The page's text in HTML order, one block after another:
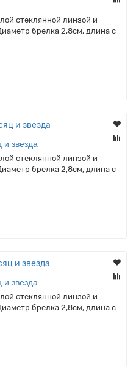
стеклянной линзой и
брелка 2,8см, длина с
звезда
стеклянной линзой и
брелка 2,8см, длина с
звезда
стеклянной линзой и
брелка 2,8см, длина с